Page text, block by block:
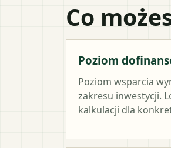
Co
Poziom
Poziom wsparcia
zakresu inwestycji.
kalkulacji dla